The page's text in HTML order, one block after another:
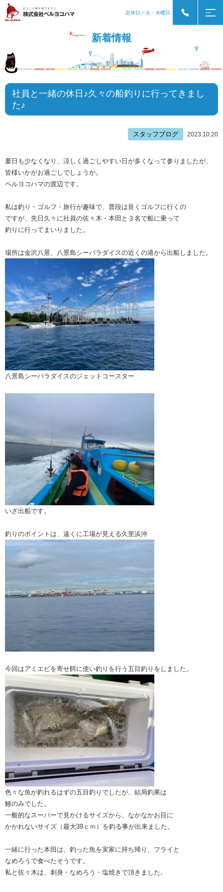
定休日／火・水曜日
新着情報
社員と一緒の休日♪久々の船釣りに行ってきまし
た♪
スタッフブログ 2023.10.20
夏日も少なくなり、涼しく過ごしやすい日が多くなって参りましたが、
皆様いかがお過ごしでしょうか。
ベルヨコハマの渡辺です。
私は釣り・ゴルフ・旅行が趣味で、普段は良くゴルフに行くの
ですが、先日久々に社員の佐々木・本田と３名で船に乗って
釣りに行ってまいりました。
場所は金沢八景、八景島シーパラダイスの近くの港から出船しました。
八景島シーパラダイスのジェットコースター
いざ出船です。
釣りのポイントは、遠くに工場が見える久里浜沖
今回はアミエビを寄せ餌に使い釣りを行う五目釣りをしました。
色々な魚が釣れるはずの五目釣りでしたが、結局釣果は
鯵のみでした。
一般的なスーパーで見かけるサイズから、なかなかお目に
かかれないサイズ（最大39ｃｍ）を釣る事が出来ました。
一緒に行った本田は、釣った魚を実家に持ち帰り、フライと
なめろうで食べたそうです。
私と佐々木は、刺身・なめろう・塩焼きで頂きました。